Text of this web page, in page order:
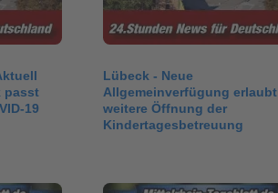
passt
19
Lübeck - Neue
Allgemeinverfügung erlaubt
weitere Öffnung der
Kindertagesbetreuung